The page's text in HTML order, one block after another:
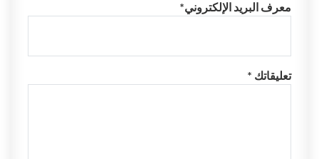
معرف البريد الإلكتروني*
تعليقاتك *